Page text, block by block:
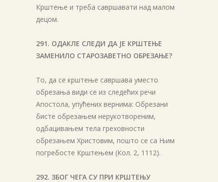
Крштење и треба савршавати над малом
децом.
291. ОДАКЛЕ СЛЕДИ ДА ЈЕ КРШТЕЊЕ
ЗАМЕНИЛО СТАРОЗАВЕТНО ОБРЕЗАЊЕ?
То, да се крштење савршава уместо
обрезања види се из следећих речи
Апостола, упућених вернима: Обрезани
бисте обрезањем нерукотвореним,
одбацивањем тела греховности
обрезањем Христовим, пошто се са Њим
погребосте Крштењем (Кол. 2, 1112).
292. ЗБОГ ЧЕГА СУ ПРИ КРШТЕЊУ